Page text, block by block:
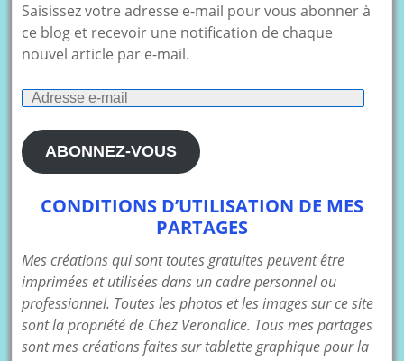
Saisissez votre adresse e-mail pour vous abonner à
ce blog et recevoir une notification de chaque
nouvel article par e-mail.
Adresse
mail
ABONNEZ-VOUS
CONDITIONS D’UTILISATION DE MES
PARTAGES
Mes créations qui sont toutes gratuites peuvent être
imprimées et utilisées dans un cadre personnel ou
professionnel. Toutes les photos et les images sur ce site
sont la propriété de Chez Veronalice. Tous mes partages
sont mes créations faites sur tablette graphique pour la